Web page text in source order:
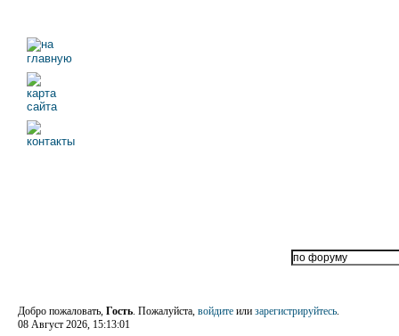
Добро пожаловать, Гость. Пожалуйста, войдите или зарегистрируйтесь.
08 Август 2026, 15:13:01